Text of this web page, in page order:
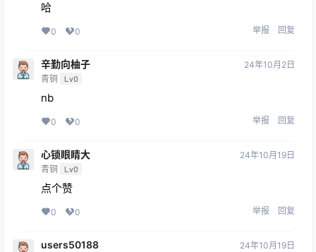
哈
0 0 举报 回复
辛勤向柚子
青铜 Lv0
24年10月2日
nb
0 0 举报 回复
心锁眼睛大
青铜 Lv0
24年10月19日
点个赞
0 0 举报 回复
users50188 24年10月19日